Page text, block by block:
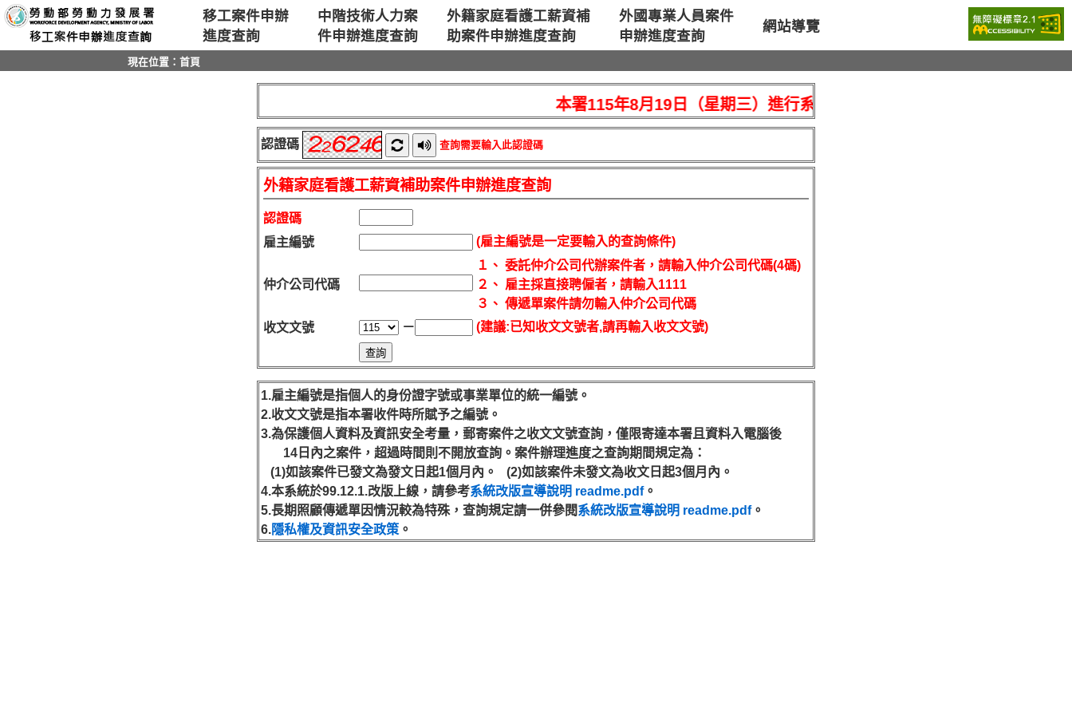
移至主要內容區位置
移工案件申辦
進度查詢
中階技術人力案
件申辦進度查詢
外籍家庭看護工薪資補
助案件申辦進度查詢
外國專業人員案件
申辦進度查詢
網站導覽
現在位置：首頁
本署115年8月19日（星期三）進行系統維護作業，115年8月19日（星期
認證碼 查詢需要輸入此認證碼
外籍家庭看護工薪資補助案件申辦進度查詢
認證碼
雇主編號
(雇主編號是一定要輸入的查詢條件)
仲介公司代碼
１、 委託仲介公司代辦案件者，請輸入仲介公司代碼(4碼)
２、 雇主採直接聘僱者，請輸入1111
３、 傳遞單案件請勿輸入仲介公司代碼
收文文號
－ (建議:已知收文文號者,請再輸入收文文號)
1.雇主編號是指個人的身份證字號或事業單位的統一編號。
2.收文文號是指本署收件時所賦予之編號。
3.為保護個人資料及資訊安全考量，郵寄案件之收文文號查詢，僅限寄達本署且資料入電腦後
14日內之案件，超過時間則不開放查詢。案件辦理進度之查詢期間規定為：
(1)如該案件已發文為發文日起1個月內。 (2)如該案件未發文為收文日起3個月內。
4.本系統於99.12.1.改版上線，請參考系統改版宣導說明 readme.pdf。
5.長期照顧傳遞單因情況較為特殊，查詢規定請一併參閱系統改版宣導說明 readme.pdf。
6.隱私權及資訊安全政策 。